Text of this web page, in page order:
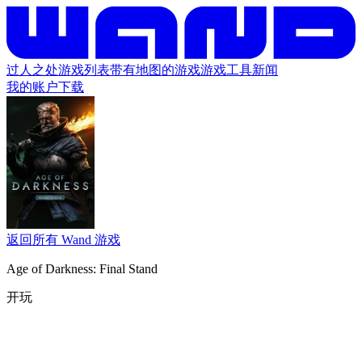
过人之处游戏列表带有地图的游戏游戏工具新闻
我的账户下载
返回所有 Wand 游戏
Age of Darkness: Final Stand
开玩